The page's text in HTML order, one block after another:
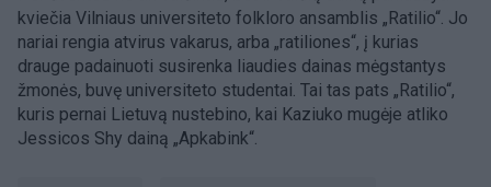
kviečia Vilniaus universiteto folkloro ansamblis „Ratilio“. Jo
nariai rengia atvirus vakarus, arba „ratiliones“, į kurias
drauge padainuoti susirenka liaudies dainas mėgstantys
žmonės, buvę universiteto studentai. Tai tas pats „Ratilio“,
kuris pernai Lietuvą nustebino, kai Kaziuko mugėje atliko
Jessicos Shy dainą „Apkabink“.